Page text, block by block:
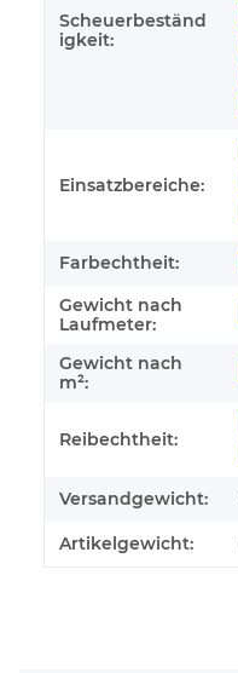
Scheuerbeständ
igkeit:
Einsatzbereiche:
Farbechtheit:
Gewicht nach
Laufmeter:
Gewicht nach
m²:
Reibechtheit:
Versandgewicht:
Artikelgewicht: